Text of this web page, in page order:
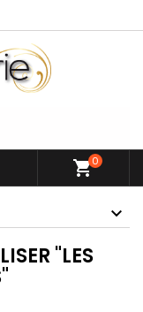
shopping_cart0
"LES